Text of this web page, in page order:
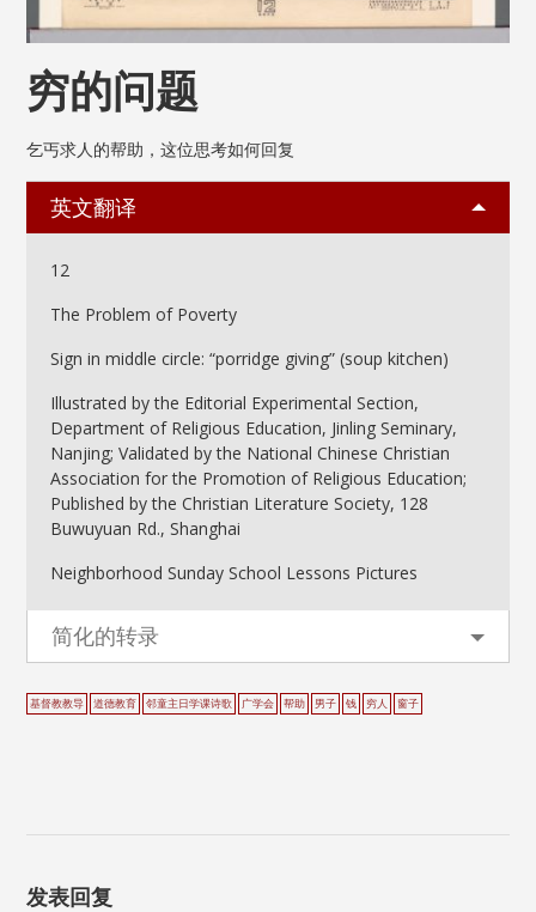
穷的问题
乞丐求人的帮助，这位思考如何回复
英文翻译
12
The Problem of Poverty
Sign in middle circle: “porridge giving” (soup kitchen)
Illustrated by the Editorial Experimental Section,
Department of Religious Education, Jinling Seminary,
Nanjing; Validated by the National Chinese Christian
Association for the Promotion of Religious Education;
Published by the Christian Literature Society, 128
Buwuyuan Rd., Shanghai
Neighborhood Sunday School Lessons Pictures
简化的转录
基督教教导 道德教育 邻童主日学课诗歌 广学会 帮助 男子 钱 穷人 窗子
发表回复